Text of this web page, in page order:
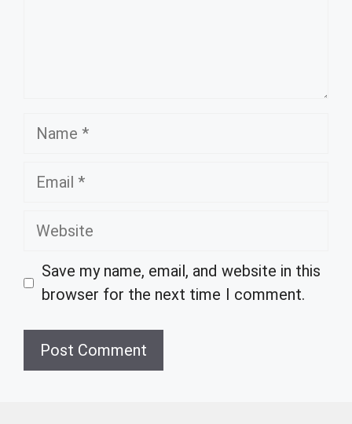
Name
Email
Website
Save my name, email, and website in this
browser for the next time I comment.